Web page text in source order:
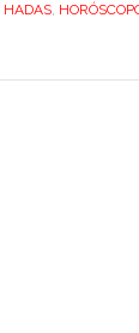
HADAS,